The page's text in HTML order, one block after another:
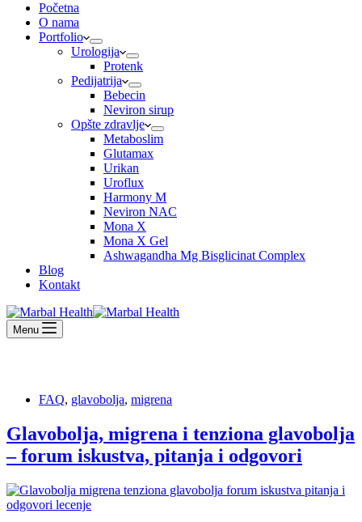
Početna
O nama
Portfolio
Urologija
Protenk
Pedijatrija
Bebecin
Neviron sirup
Opšte zdravlje
Metaboslim
Glutamax
Urikan
Uroflux
Harmony M
Neviron NAC
Mona X
Mona X Gel
Ashwagandha Mg Bisglicinat Complex
Blog
Kontakt
Menu
FAQ, glavobolja, migrena
Glavobolja, migrena i tenziona glavobolja
– forum iskustva, pitanja i odgovori